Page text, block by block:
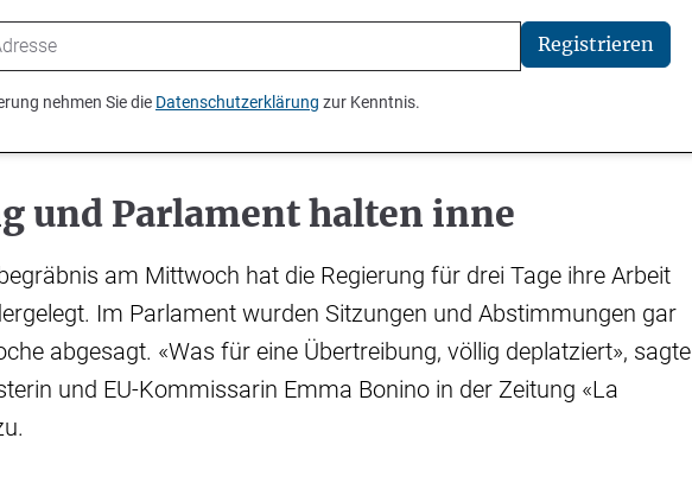
Registrieren
nehmen Sie die Datenschutzerklärung zur Kenntnis.
und Parlament halten inne
am Mittwoch hat die Regierung für drei Tage ihre Arbeit
Im Parlament wurden Sitzungen und Abstimmungen gar
abgesagt. «Was für eine Übertreibung, völlig deplatziert», sagte
und EU-Kommissarin Emma Bonino in der Zeitung «La